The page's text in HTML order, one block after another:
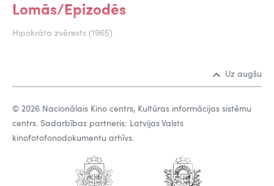
Lomās/Epizodēs
Hipokrāta zvērests (1965)
Uz augšu
© 2026 Nacionālais Kino centrs, Kultūras informācijas sistēmu
centrs. Sadarbības partneris: Latvijas Valsts
kinofotofonodokumentu arhīvs.